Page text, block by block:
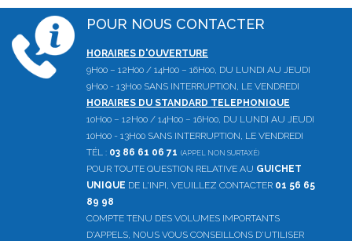
POUR NOUS CONTACTER
HORAIRES D'OUVERTURE
9H00 – 12H00 / 14H00 – 16H00, DU LUNDI AU JEUDI
9H00 - 13H00 SANS INTERRUPTION, LE VENDREDI
HORAIRES DU STANDARD TELEPHONIQUE
10H00 – 12H00 / 14H00 – 16H00, DU LUNDI AU JEUDI
10H00 - 13H00 SANS INTERRUPTION, LE VENDREDI
TÉL : 03 86 61 06 71 (APPEL NON SURTAXÉ)
POUR TOUTE QUESTION RELATIVE AU GUICHET
UNIQUE DE L'INPI, VEUILLEZ CONTACTER 01 56 65
89 98
COMPTE TENU DES VOLUMES IMPORTANTS
D'APPELS, NOUS VOUS CONSEILLONS D'UTILISER